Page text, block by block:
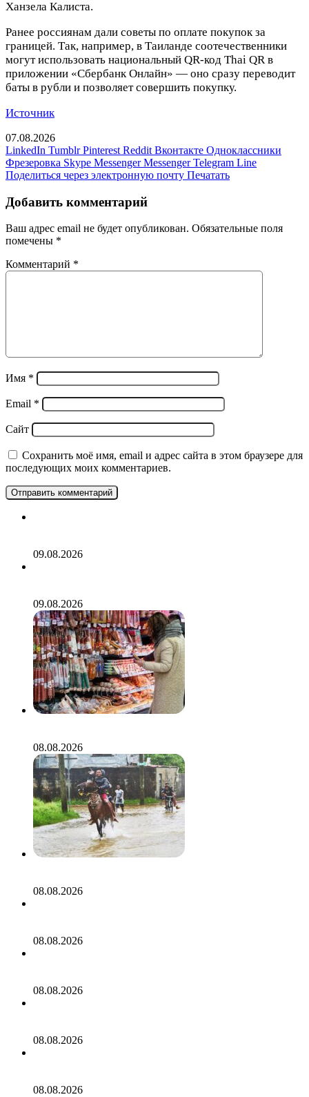
Ханзела Калиста.
Ранее россиянам дали советы по оплате покупок за
границей. Так, например, в Таиланде соотечественники
могут использовать национальный QR-код Thai QR в
приложении «Сбербанк Онлайн» — оно сразу переводит
баты в рубли и позволяет совершить покупку.
Источник
07.08.2026
LinkedIn Tumblr Pinterest Reddit Вконтакте Одноклассники
Фрезеровка Skype Messenger Messenger Telegram Line
Поделиться через электронную почту Печатать
Добавить комментарий
Ваш адрес email не будет опубликован. Обязательные поля
помечены *
Комментарий *
Имя *
Email *
Сайт
Сохранить моё имя, email и адрес сайта в этом браузере для
последующих моих комментариев.
09.08.2026
09.08.2026
08.08.2026
08.08.2026
08.08.2026
08.08.2026
08.08.2026
08.08.2026